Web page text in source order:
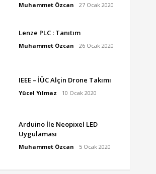
Muhammet Özcan 27 Ocak 2020
Lenze PLC : Tanıtım
Muhammet Özcan 26 Ocak 2020
IEEE – İÜC Alçin Drone Takımı
Yücel Yılmaz 10 Ocak 2020
Arduino İle Neopixel LED
Uygulaması
Muhammet Özcan 5 Ocak 2020